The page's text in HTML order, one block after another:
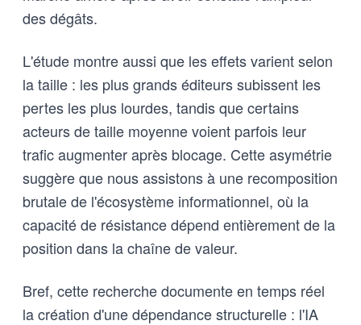
des dégâts.
L'étude montre aussi que les effets varient selon
la taille : les plus grands éditeurs subissent les
pertes les plus lourdes, tandis que certains
acteurs de taille moyenne voient parfois leur
trafic augmenter après blocage. Cette asymétrie
suggère que nous assistons à une recomposition
brutale de l'écosystème informationnel, où la
capacité de résistance dépend entièrement de la
position dans la chaîne de valeur.
Bref, cette recherche documente en temps réel
la création d'une dépendance structurelle : l'IA